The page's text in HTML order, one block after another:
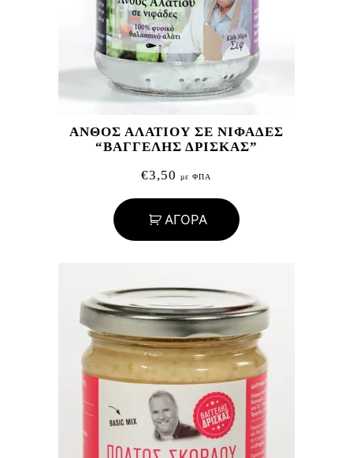
ΑΝΘΟΣ ΑΛΑΤΙΟΥ ΣΕ ΝΙΦΑΔΕΣ
“ΒΑΓΓΕΛΗΣ ΔΡΙΣΚΑΣ”
€3,50 με ΦΠΑ
ΑΓΟΡΑ